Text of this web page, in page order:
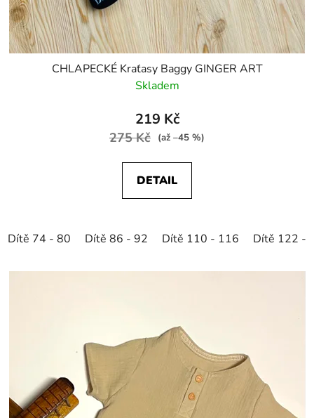
CHLAPECKÉ Kraťasy Baggy GINGER ART
Skladem
219 Kč
275 Kč (až –45 %)
DETAIL
Dítě 74 - 80 Dítě 86 - 92 Dítě 110 - 116 Dítě 122 -